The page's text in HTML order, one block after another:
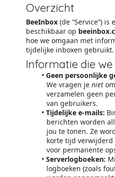
Overzicht
BeeInbox(de “Service”) is
beschikbaar op
hoe we omgaan met
tijdelijke inboxen gebruikt.
Informatie die
Geen persoonlijke
We vragen je niet
verzamelen geen
van gebruikers.
Tijdelijke e-mails:
berichten worden
jou te tonen. Ze
korte tijd
voor permanente
Serverlogboeken:
logboeken (zoals